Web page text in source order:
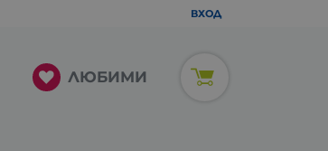
ВХОД
ЛЮБИМИ